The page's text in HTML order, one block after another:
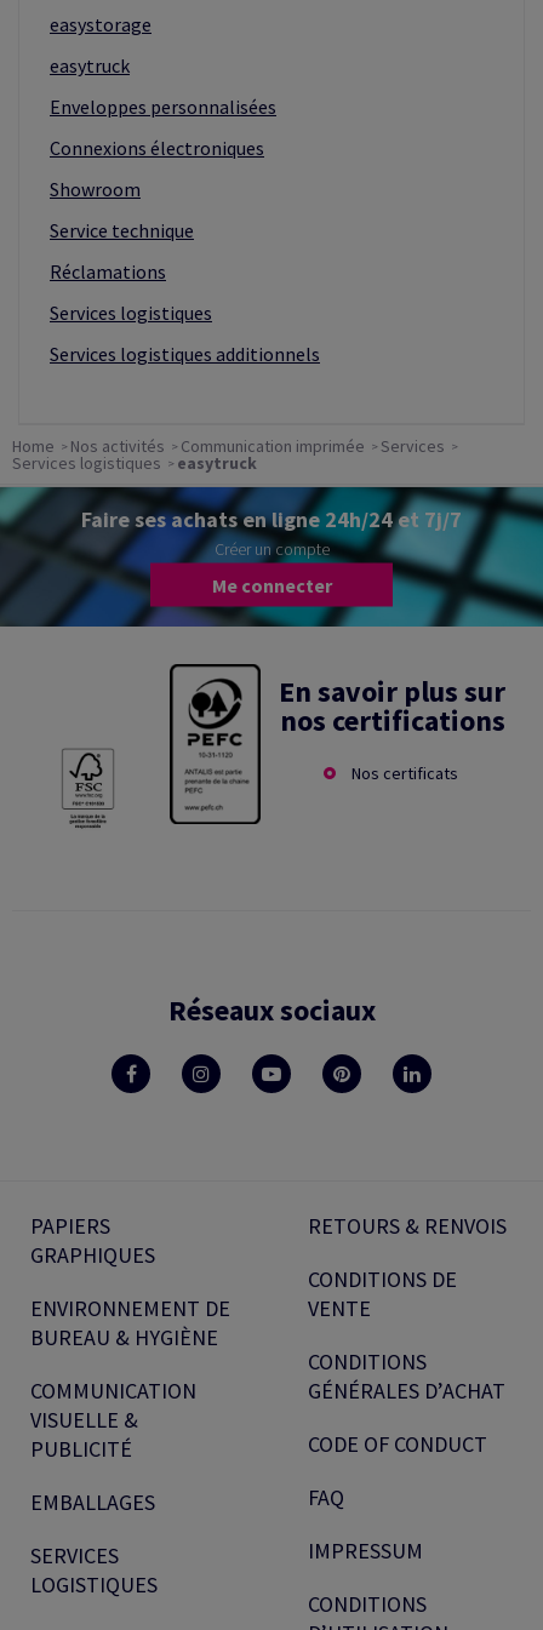
easystorage
easytruck
Enveloppes personnalisées
Connexions électroniques
Showroom
Service technique
Réclamations
Services logistiques
Services logistiques additionnels
Home Nos activités Communication imprimée Services
Services logistiques easytruck
Faire ses achats en ligne 24h/24 et 7j/7
Créer un compte
Me connecter
En savoir plus sur
nos certifications
Nos certificats
Réseaux sociaux
PAPIERS
GRAPHIQUES
ENVIRONNEMENT DE
BUREAU & HYGIÈNE
COMMUNICATION
VISUELLE &
PUBLICITÉ
EMBALLAGES
SERVICES
LOGISTIQUES
RETOURS & RENVOIS
CONDITIONS DE
VENTE
CONDITIONS
GÉNÉRALES D’ACHAT
CODE OF CONDUCT
FAQ
IMPRESSUM
CONDITIONS